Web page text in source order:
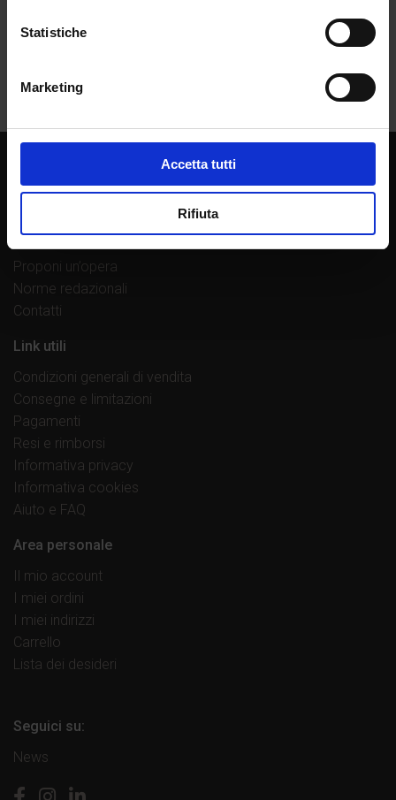
Statistiche
Marketing
Accetta tutti
Rifiuta
Lavora con noi
Proponi un’opera
Norme redazionali
Contatti
Link utili
Condizioni generali di vendita
Consegne e limitazioni
Pagamenti
Resi e rimborsi
Informativa privacy
Informativa cookies
Aiuto e FAQ
Area personale
Il mio account
I miei ordini
I miei indirizzi
Carrello
Lista dei desideri
Seguici su:
News